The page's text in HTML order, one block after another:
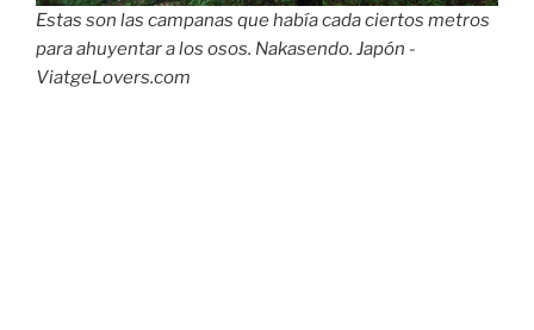
Estas son las campanas que había cada ciertos metros
para ahuyentar a los osos. Nakasendo. Japón -
ViatgeLovers.com